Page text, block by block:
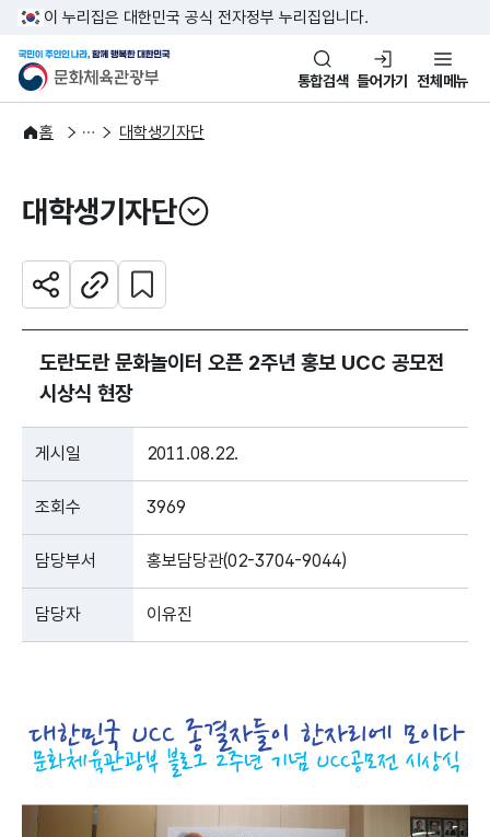
본문 바로가기
주메뉴 바로가기
이 누리집은 대한민국 공식 전자정부 누리집입니다.
문화체육관광부
국민이 주인인 나라, 함께 행복
통합검색 들어가기 전체메뉴
홈
주요정책
정책소통 대학생기자단
대학생기자단
열기
공유하기주소복사
관심 콘텐츠 설정하기
도란도란 문화놀이터 오픈 2주년 홍보 UCC 공모전
시상식 현장
게시일 2011.08.22.
조회수 3969
담당부서 홍보담당관(02-3704-9044)
담당자 이유진